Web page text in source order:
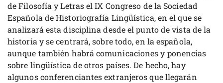
de Filosofía y Letras el IX Congreso de la Sociedad
Española de Historiografía Lingüística, en el que se
analizará esta disciplina desde el punto de vista de la
historia y se centrará, sobre todo, en la española,
aunque también habrá comunicaciones y ponencias
sobre lingüística de otros países. De hecho, hay
algunos conferenciantes extranjeros que llegarán